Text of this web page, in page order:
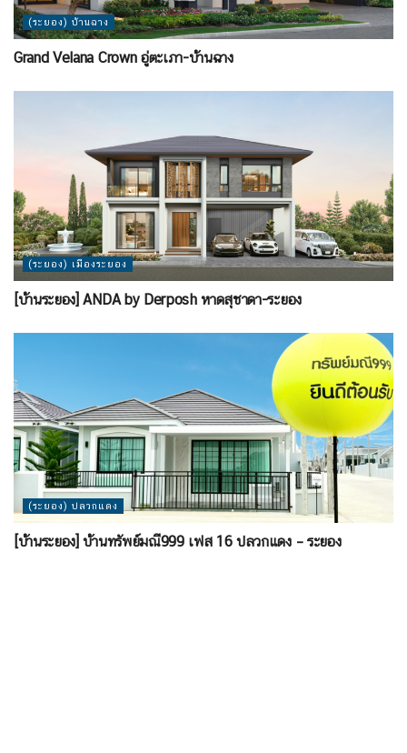
(ระยอง) บ้านฉาง
Grand Velana Crown อู่ตะเภา-บ้านฉาง
(ระยอง) เมืองระยอง
[บ้านระยอง] ANDA by Derposh หาดสุชาดา-ระยอง
(ระยอง) ปลวกแดง
[บ้านระยอง] บ้านทรัพย์มณี999 เฟส 16 ปลวกแดง – ระยอง